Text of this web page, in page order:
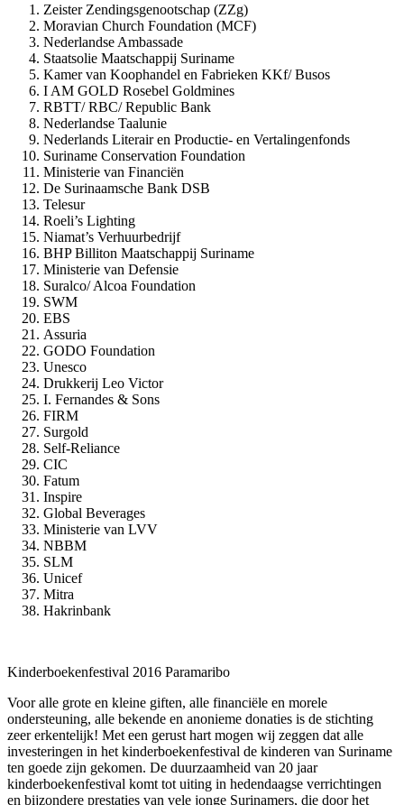
Zeister Zendingsgenootschap (ZZg)
Moravian Church Foundation (MCF)
Nederlandse Ambassade
Staatsolie Maatschappij Suriname
Kamer van Koophandel en Fabrieken KKf/ Busos
I AM GOLD Rosebel Goldmines
RBTT/ RBC/ Republic Bank
Nederlandse Taalunie
Nederlands Literair en Productie- en Vertalingenfonds
Suriname Conservation Foundation
Ministerie van Financiën
De Surinaamsche Bank DSB
Telesur
Roeli’s Lighting
Niamat’s Verhuurbedrijf
BHP Billiton Maatschappij Suriname
Ministerie van Defensie
Suralco/ Alcoa Foundation
SWM
EBS
Assuria
GODO Foundation
Unesco
Drukkerij Leo Victor
I. Fernandes & Sons
FIRM
Surgold
Self-Reliance
CIC
Fatum
Inspire
Global Beverages
Ministerie van LVV
NBBM
SLM
Unicef
Mitra
Hakrinbank
Kinderboekenfestival 2016 Paramaribo
Voor alle grote en kleine giften, alle financiële en morele
ondersteuning, alle bekende en anonieme donaties is de stichting
zeer erkentelijk! Met een gerust hart mogen wij zeggen dat alle
investeringen in het kinderboekenfestival de kinderen van Suriname
ten goede zijn gekomen. De duurzaamheid van 20 jaar
kinderboekenfestival komt tot uiting in hedendaagse verrichtingen
en bijzondere prestaties van vele jonge Surinamers, die door het